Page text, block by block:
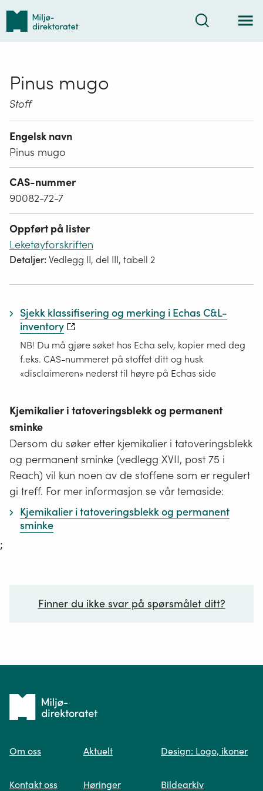
Tilbake
forsiden
Søk
Pinus mugo
Stoff
Engelsk navn
Pinus mugo
CAS-nummer
90082-72-7
Oppført på lister
Leketøyforskriften
Detaljer:Vedlegg II, del III, tabell 2
Sjekk klassifisering og merking i Echas C&L-
inventory
NB! Du må gjøre søket hos Echa selv, kopier med deg
f.eks. CAS-nummeret på stoffet ditt og husk
«disclaimeren» nederst til høyre på Echas side
Kjemikalier i tatoveringsblekk og permanent
sminke
Dersom du søker etter kjemikalier i tatoveringsblekk
og permanent sminke (vedlegg XVII, post 75 i
Reach) vil kun noen av de stoffene som er regulert
gi treff. For mer informasjon se vår temaside:
Kjemikalier i tatoveringsblekk og permanent
sminke
;
Finner du ikke svar på spørsmålet ditt?
Spør oss
Tilbake
forsiden
Om oss
Kontakt oss
Aktuelt
Høringer
Design: Logo, ikoner
Bildearkiv